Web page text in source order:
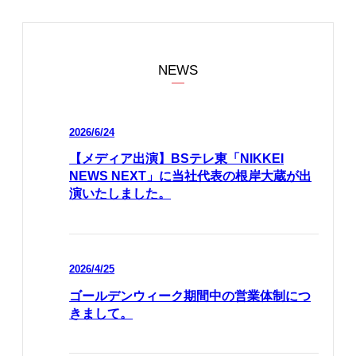
NEWS
2026/6/24
【メディア出演】BSテレ東「NIKKEI
NEWS NEXT」に当社代表の根岸大蔵が出
演いたしました。
2026/4/25
ゴールデンウィーク期間中の営業体制につ
きまして。